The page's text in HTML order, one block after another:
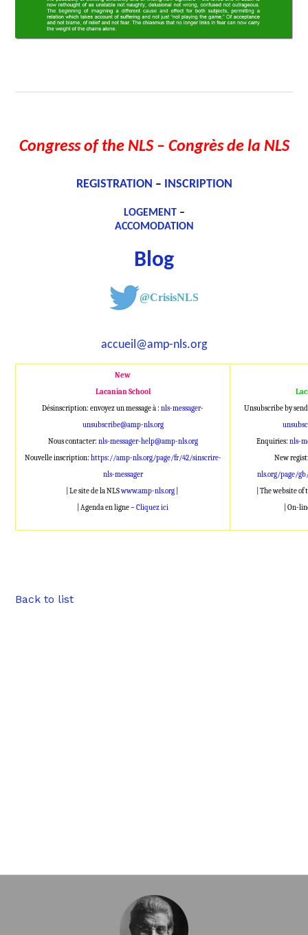
Congress of the NLS – Congrès de la NLS
REGISTRATION – INSCRIPTION
LOGEMENT–
ACCOMODATION
Blog
@CrisisNLS
accueil@amp-nls.org
New
Lacanian School
Désinscription: envoyez un message à :nls-messager-
unsubscribe@amp-nls.org
Nous contacter: nls-messager-help@amp-nls.org
Nouvelle inscription: https://amp-nls.org/page/fr/42/sinscrire-
nls-messager
| Le site de la NLSwww.amp-nls.org
| Agenda en ligne –Cliquez ici
Unsubscribe by
Enquiries:nls-
New
nls.org/page/
| The website of
| On-
Back to list